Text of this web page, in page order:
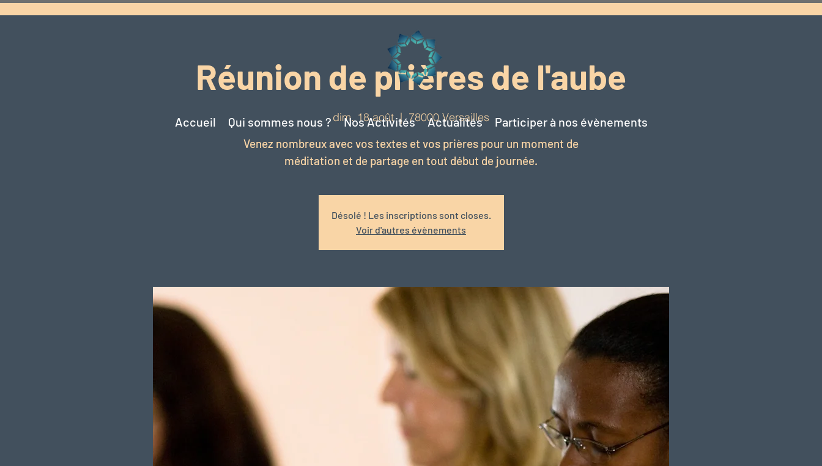
Réunion de prières de l'aube
dim. 18 août
  |
78000 Versailles
Venez nombreux avec vos textes et vos prières pour un moment de
méditation et de partage en tout début de journée.
Désolé ! Les inscriptions sont closes.
Voir d'autres évènements
Accueil Qui sommes nous ? Nos Activités Actualités Participer à nos évènements